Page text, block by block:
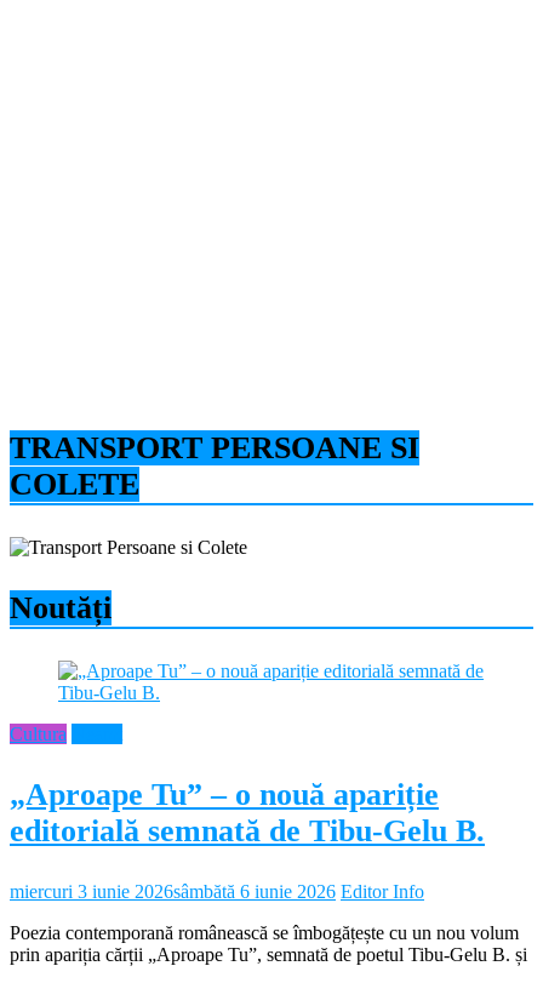
TRANSPORT PERSOANE SI
COLETE
Noutăți
Cultura
„Aproape Tu” – o nouă apariție
editorială semnată de Tibu-Gelu B.
miercuri 3 iunie 2026sâmbătă 6 iunie 2026 Editor Info
Poezia contemporană românească se îmbogățește cu un nou volum
prin apariția cărții „Aproape Tu”, semnată de poetul Tibu-Gelu B. și